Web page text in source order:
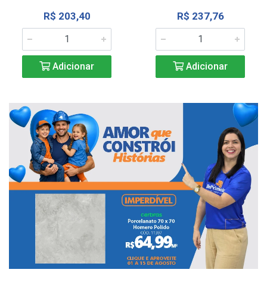
R$ 203,40
Adicionar
R$ 237,76
Adicionar